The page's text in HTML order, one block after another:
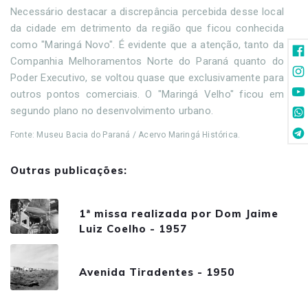
Necessário destacar a discrepância percebida desse local
da cidade em detrimento da região que ficou conhecida
como "Maringá Novo". É evidente que a atenção, tanto da
Companhia Melhoramentos Norte do Paraná quanto do
Poder Executivo, se voltou quase que exclusivamente para
outros pontos comerciais. O "Maringá Velho" ficou em
segundo plano no desenvolvimento urbano.
Fonte: Museu Bacia do Paraná / Acervo Maringá Histórica.
Outras publicações:
1ª missa realizada por Dom Jaime
Luiz Coelho - 1957
Avenida Tiradentes - 1950